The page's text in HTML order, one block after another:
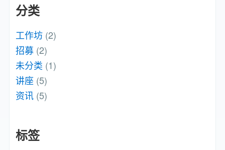
分类
工作坊 (2)
招募 (2)
未分类 (1)
讲座 (5)
资讯 (5)
标签